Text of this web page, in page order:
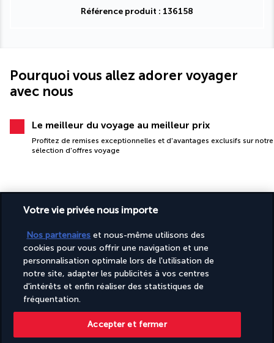
Référence produit : 136158
Pourquoi vous allez adorer voyager
avec nous
Le meilleur du voyage au meilleur prix
Profitez de remises exceptionnelles et d'avantages exclusifs sur notre
sélection d'offres voyage
PAIEMENT SÉCURISÉ
Votre vie privée nous importe
Nos partenaires et nous-même utilisons des
cookies pour vous offrir une navigation et une
personnalisation optimale lors de l'utilisation de
notre site, adapter les publicités à vos centres
d'intérêts et enfin réaliser des statistiques de
fréquentation.
Accepter et fermer